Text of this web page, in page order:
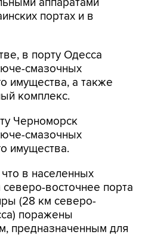
портах и в
в порту Одесса
смазочных
имущества, а также
комплекс.
Черноморск
смазочных
имущества.
в населенных
восточнее порта
(28 км северо-
поражены
предназначенным для